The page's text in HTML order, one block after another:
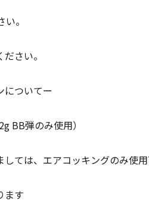
。
さい。
についてー
BB弾のみ使用）
ては、エアコッキングのみ使用
ます